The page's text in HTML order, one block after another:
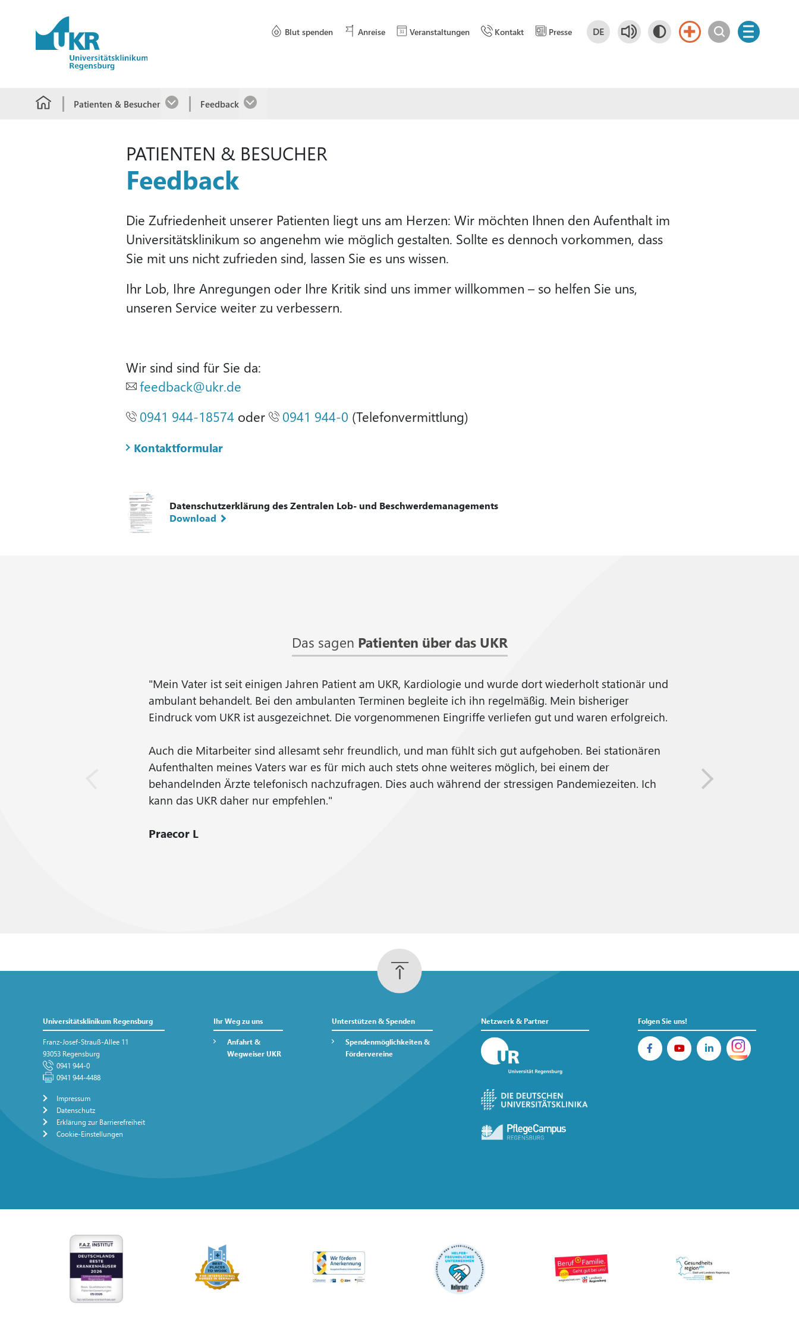
Springe zum Hauptinhalt Blut spenden Anreise Veranstaltungen Kontakt Presse DE
Patienten & Besucher Feedback
PATIENTEN & BESUCHER
Feedback
Die Zufriedenheit unserer Patienten liegt uns am Herzen: Wir möchten Ihnen den Aufenthalt im
Universitätsklinikum so angenehm wie möglich gestalten. Sollte es dennoch vorkommen, dass
Sie mit uns nicht zufrieden sind, lassen Sie es uns wissen.
Ihr Lob, Ihre Anregungen oder Ihre Kritik sind uns immer willkommen – so helfen Sie uns,
unseren Service weiter zu verbessern.
Wir sind sind für Sie da:
feedback@ukr.de
0941 944-18574 oder 0941 944-0 (Telefonvermittlung)
Kontaktformular
Datenschutzerklärung des Zentralen Lob- und Beschwerdemanagements
Download
Das sagen Patienten über das UKR
"Mein Vater ist seit einigen Jahren Patient am UKR, Kardiologie und wurde dort wiederholt stationär und
ambulant behandelt. Bei den ambulanten Terminen begleite ich ihn regelmäßig. Mein bisheriger
Eindruck vom UKR ist ausgezeichnet. Die vorgenommenen Eingriffe verliefen gut und waren erfolgreich.
Auch die Mitarbeiter sind allesamt sehr freundlich, und man fühlt sich gut aufgehoben. Bei stationären
Aufenthalten meines Vaters war es für mich auch stets ohne weiteres möglich, bei einem der
behandelnden Ärzte telefonisch nachzufragen. Dies auch während der stressigen Pandemiezeiten. Ich
kann das UKR daher nur empfehlen."
Praecor L
Universitätsklinikum Regensburg
Franz-Josef-Strauß-Allee 11
93053 Regensburg
0941 944-0
0941 944-4488
Impressum
Datenschutz
Erklärung zur Barrierefreiheit
Cookie-Einstellungen
Ihr Weg zu uns
Anfahrt &
Wegweiser UKR
Unterstützen & Spenden
Spendenmöglichkeiten &
Fördervereine
Netzwerk & Partner Folgen Sie uns!